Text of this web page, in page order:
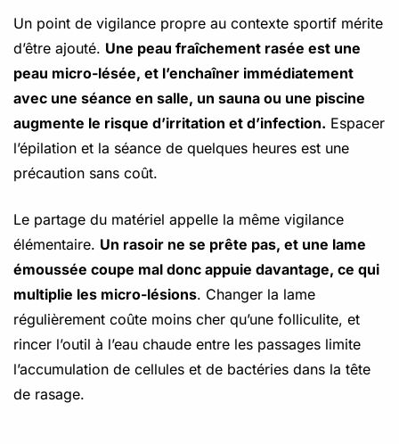
Un point de vigilance propre au contexte sportif mérite
d’être ajouté. Une peau fraîchement rasée est une
peau micro-lésée, et l’enchaîner immédiatement
avec une séance en salle, un sauna ou une piscine
augmente le risque d’irritation et d’infection. Espacer
l’épilation et la séance de quelques heures est une
précaution sans coût.
Le partage du matériel appelle la même vigilance
élémentaire. Un rasoir ne se prête pas, et une lame
émoussée coupe mal donc appuie davantage, ce qui
multiplie les micro-lésions. Changer la lame
régulièrement coûte moins cher qu’une folliculite, et
rincer l’outil à l’eau chaude entre les passages limite
l’accumulation de cellules et de bactéries dans la tête
de rasage.